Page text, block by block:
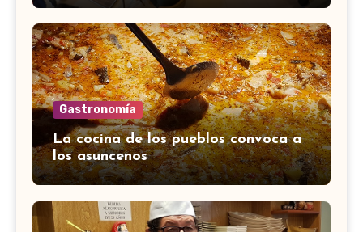
Gastronomía
La cocina de los pueblos convoca a
los asuncenos